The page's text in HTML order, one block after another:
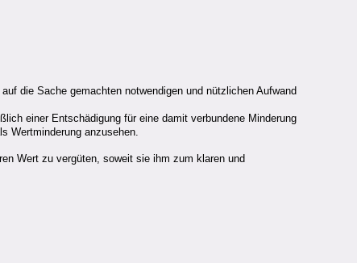
die Sache gemachten notwendigen und nützlichen Aufwand
einer Entschädigung für eine damit verbundene Minderung
Wertminderung anzusehen.
Wert zu vergüten, soweit sie ihm zum klaren und